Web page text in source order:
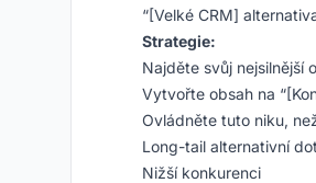
“[Velké CRM]
Strategie:
Najděte svůj nejsilnější
Vytvořte obsah na
Ovládněte tuto niku,
Long-tail alternativní
Nižší konkurenci